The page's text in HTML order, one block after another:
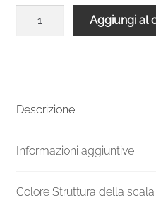
quantità
Aggiungi al
Descrizione
Informazioni aggiuntive
Colore Struttura della scala